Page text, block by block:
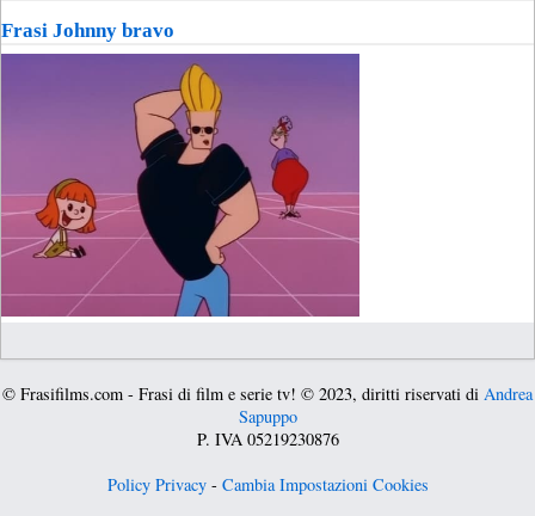
Frasi Johnny bravo
© Frasifilms.com - Frasi di film e serie tv! © 2023, diritti riservati di Andrea
Sapuppo
P. IVA 05219230876
Policy Privacy- Cambia Impostazioni Cookies